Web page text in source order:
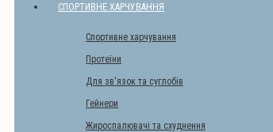
СПОРТИВНЕ ХАРЧУВАННЯ
Спортивне харчування
Протеїни
Для зв'язок та суглобів
Гейнери
Жироспалювачі та схуднення